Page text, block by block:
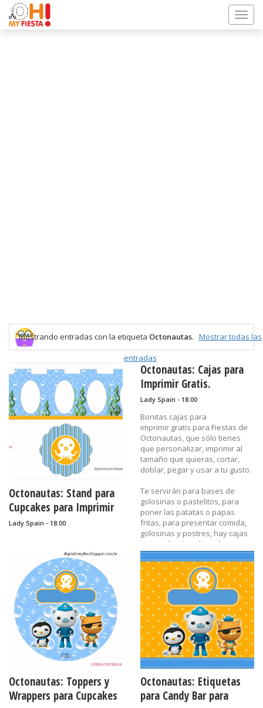
Mostrando entradas con la etiqueta Octonautas. Mostrar todas las
entradas
Octonautas: Stand para
Cupcakes para Imprimir
Gratis.
Lady Spain - 18:00
Octonautas: Cajas para
Imprimir Gratis.
Lady Spain - 18:00
Bonitas cajas para
imprimir gratis para Fiestas de
Octonautas, que sólo tienes
que personalizar, imprimir al
tamaño que quieras, cortar,
doblar, pegar y usar a tu gusto.
Te servirán para bases de
golosinas o pastelitos, para
poner las patatas o papas
fritas, para presentar comida,
golosinas y postres, hay cajas
para palomitas de maíz =
poporopos = cotúfas = pop corn
= popcorn = crispetas = rosetas
de maíz = canchita = canguil =
pipocas = pochoclos =
pochocleras; cajas para
cupcakes o pasteles; para dar
los recuerdos de fiesta,
sorpresas...
Octonautas: Toppers y
Wrappers para Cupcakes
Octonautas: Etiquetas
para Candy Bar para